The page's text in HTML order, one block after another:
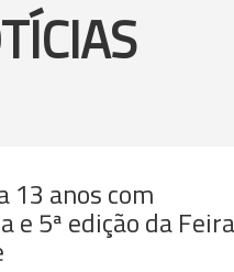
13 anos com
e 5ª edição da Feira